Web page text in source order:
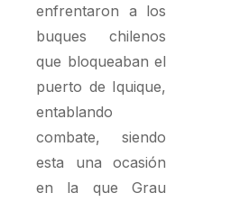
enfrentaron a los
buques chilenos
que bloqueaban el
puerto de Iquique,
entablando
combate, siendo
esta una ocasión
en la que Grau